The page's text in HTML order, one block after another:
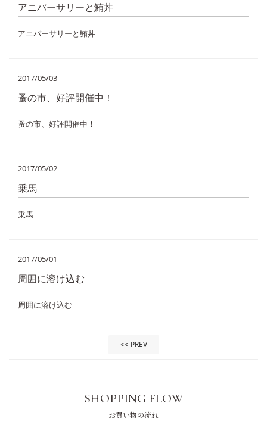
アニバーサリーと鮪丼
アニバーサリーと鮪丼
2017/05/03
蚤の市、好評開催中！
蚤の市、好評開催中！
2017/05/02
乗馬
乗馬
2017/05/01
周囲に溶け込む
周囲に溶け込む
<< PREV
SHOPPING FLOW
お買い物の流れ